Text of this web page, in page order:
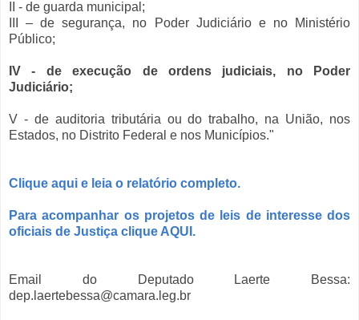
II - de guarda municipal;
III – de segurança, no Poder Judiciário e no Ministério
Público;
IV - de execução de ordens judiciais, no Poder
Judiciário;
V - de auditoria tributária ou do trabalho, na União, nos
Estados, no Distrito Federal e nos Municípios."
Clique aqui e leia o relatório completo.
Para acompanhar os projetos de leis de interesse dos
oficiais de Justiça clique AQUI.
Email do Deputado Laerte Bessa:
dep.laertebessa@camara.leg.br